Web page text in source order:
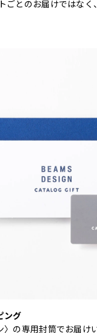
ごとのお届けではな
ング
〉の専用封筒でお届け